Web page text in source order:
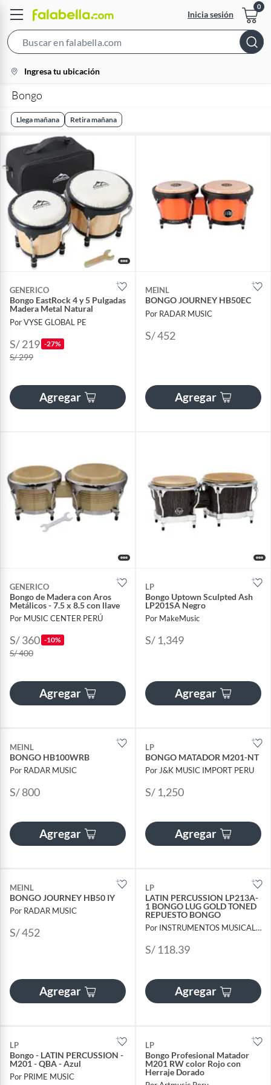
Inicia sesión
Bar
location-
icon
Ingresa tu ubicación
Bongo
Llega mañana Retira mañana
GENERICO
Bongo EastRock 4 y 5 Pulgadas
Madera Metal Natural
Por VYSE GLOBAL PE
S/ 219 -27%
S/ 299
Agregar
MEINL
BONGO JOURNEY HB50EC
Por RADAR MUSIC
S/ 452
Agregar
GENERICO
Bongo de Madera con Aros
Metálicos - 7.5 x 8.5 con llave
Por MUSIC CENTER PERÚ
S/ 360 -10%
S/ 400
Agregar
LP
Bongo Uptown Sculpted Ash
LP201SA Negro
Por MakeMusic
S/ 1,349
Agregar
MEINL
BONGO HB100WRB
Por RADAR MUSIC
S/ 800
Agregar
LP
BONGO MATADOR M201-NT
Por J&K MUSIC IMPORT PERU
S/ 1,250
Agregar
MEINL
BONGO JOURNEY HB50 IY
Por RADAR MUSIC
S/ 452
Agregar
LP
LATIN PERCUSSION LP213A-
1 BONGO LUG GOLD TONED
REPUESTO BONGO
Por INSTRUMENTOS MUSICALES AYMARA
S/ 118.39
Agregar
LP
Bongo - LATIN PERCUSSION -
M201 - QBA - Azul
Por PRIME MUSIC
LP
Bongo Profesional Matador
M201 RW color Rojo con
Herraje Dorado